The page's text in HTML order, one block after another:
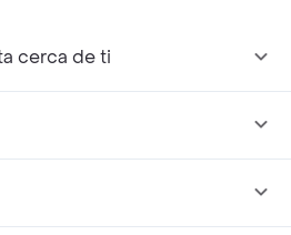
cerca de ti